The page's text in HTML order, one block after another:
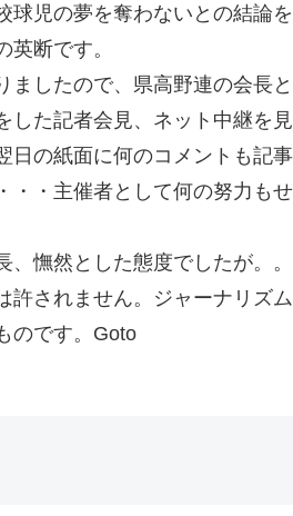
球児の夢を奪わないとの結論を
断です。
ましたので、県高野連の会長
した記者会見、ネット中継を見
日の紙面に何のコメントも記
・・主催者として何の努力も
憮然とした態度でしたが。。
許されません。ジャーナリズ
のです。Goto